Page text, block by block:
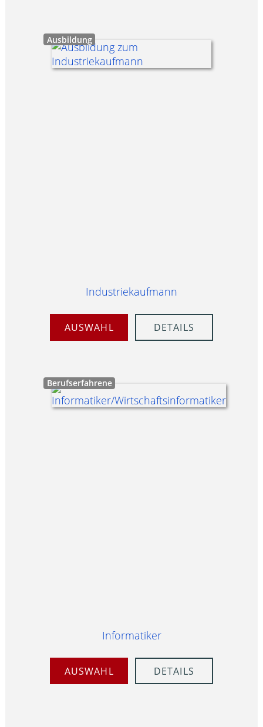
Ausbildung
Industriekaufmann
AUSWAHL DETAILS
Berufserfahrene
Informatiker
AUSWAHL DETAILS